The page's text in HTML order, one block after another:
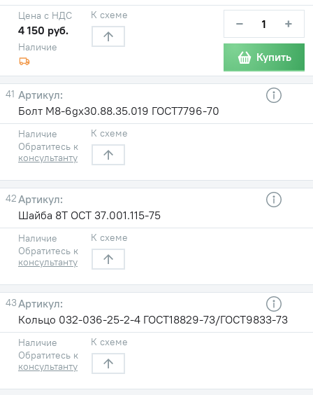
Наличие
Цена с НДС
4 150 руб.
К схеме − +
Купить
41
Болт М8-6gх30.88.35.019 ГОСТ7796-70
Наличие
Обратитесь к
консультанту
К схеме
42
Шайба 8Т ОСТ 37.001.115-75
Наличие
Обратитесь к
консультанту
К схеме
43
Кольцо 032-036-25-2-4 ГОСТ18829-73/ГОСТ9833-73
Наличие
Обратитесь к
консультанту
К схеме